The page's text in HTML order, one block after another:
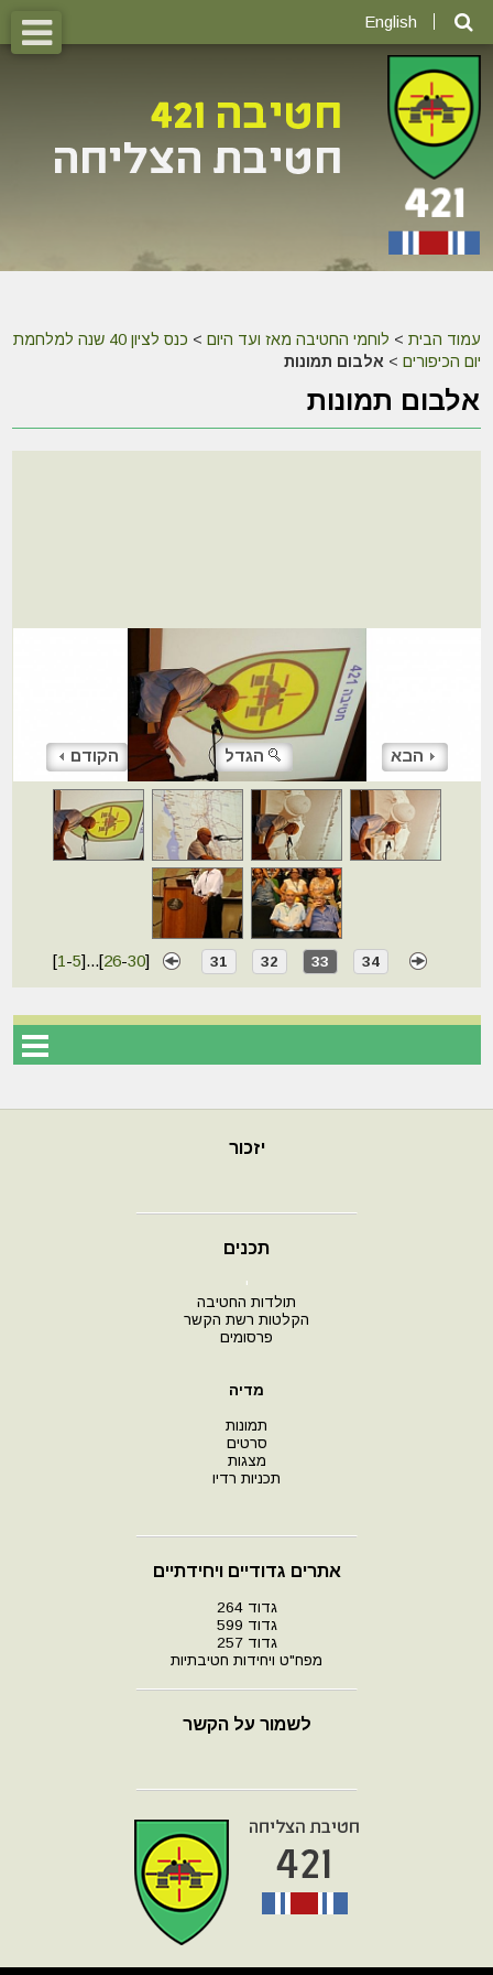
English
עמוד הבית > לוחמי החטיבה מאז ועד היום >
כנס לציון 40 שנה למלחמת
יום הכיפורים > אלבום תמונות
אלבום תמונות
הקודם הגדל הבא
[1 -5]...[26-30] 31 32 33 34
יזכור
תכנים
י
תולדות החטיבה
הקלטות רשת הקשר
פרסומים
מדיה
תמונות
סרטים
מצגות
תכניות רדיו
אתרים גדודיים ויחידתיים
גדוד 264
גדוד 599
גדוד 257
מפח"ט ויחידות חטיבתיות
לשמור על הקשר